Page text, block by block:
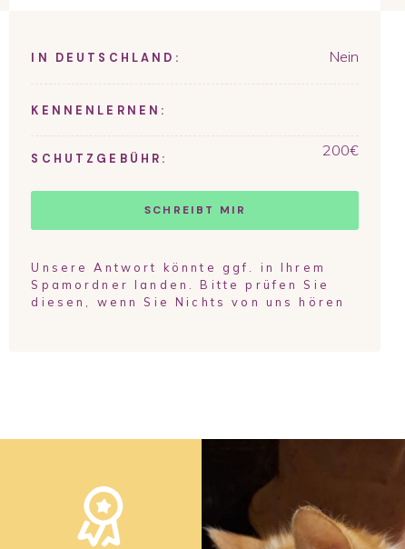
IN DEUTSCHLAND: Nein
KENNENLERNEN:
SCHUTZGEBÜHR: 200€
SCHREIBT MIR
Unsere Antwort könnte ggf. in Ihrem
Spamordner landen. Bitte prüfen Sie
diesen, wenn Sie Nichts von uns hören